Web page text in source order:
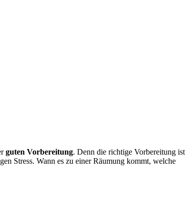
guten Vorbereitung. Denn die richtige Vorbereitung ist
Stress. Wann es zu einer Räumung kommt, welche